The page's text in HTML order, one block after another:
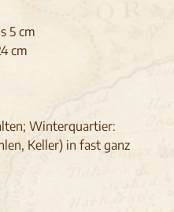
5 cm
cm
Winterquartier:
Keller) in fast ganz